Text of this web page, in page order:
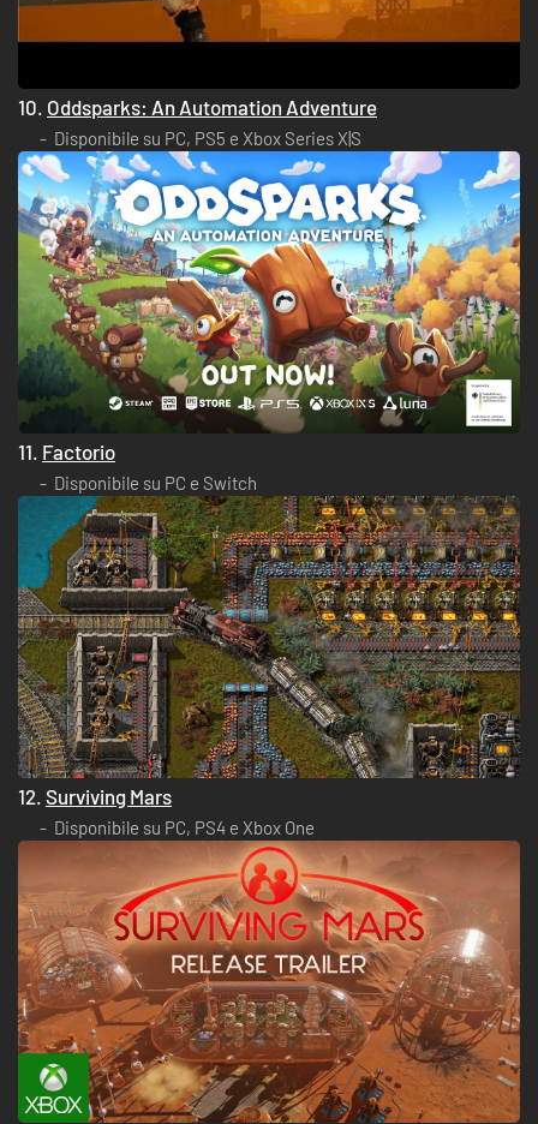
10. Oddsparks: An Automation Adventure
Disponibile su PC, PS5 e Xbox Series X|S
11. Factorio
Disponibile su PC e Switch
12. Surviving Mars
Disponibile su PC, PS4 e Xbox One